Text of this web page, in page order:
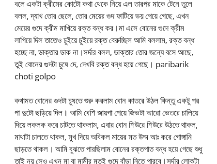
বলে একটা ক্রীমের কোটো কথা থেকে নিয়ে এল তারপর মাকে টেনে তুলে
বলল, দ্যাখ তোর ছেলে, তোর মেয়ের গুদ ফাটিয়ে ভয় পেয়ে গেছে, এখন
মেয়ের গুদে ক্রীম মাখিয়ে রক্ত বন্ধ কর।মা এসে বোনের গুদে ক্রীম
লাগিয়ে দিল তাতেও চুইয়ে চুইয়ে রক্ত বেরুচ্ছিল আমি বললাম, রক্ত বন্ধ
হচ্ছে না, ডাক্তার ডাক না।সর্দার বলল, ডাক্তার তোর জন্যে বসে আছে,
তুই বোনের গুদটা চুষে দে, দেখবি রক্ত বন্ধ হয়ে গেছে। paribarik
choti golpo
কথামত বোনের গুদটা চুষতে শুরু করলাম বোন কাতরে উঠল কিন্তু একটু পর
পা দুটো ছড়িয়ে দিল। আমি বেশি জায়গা পেয়ে জিভটা আরো ভেতরে চালিয়ে
দিয়ে লকলক করে চাটতে থাকলাম, এবার বোন শিউরে শিউরে উঠতে থাকল,
মাথাটা চালতে থাকল, মুখ দিয়ে অবিকল মায়ের মত উম্ম আঃ করে গোঙ্গানি
ছাড়তে থাকল। আমি বুঝতে পারছিলাম বোনের রক্তপাত বন্ধ হয়ে গেছে শুধু
তাই নয় সেও এখন মা বা মামীর মতই গুদে বাঁড়া নিতে পারবে।সর্দার লোকটা